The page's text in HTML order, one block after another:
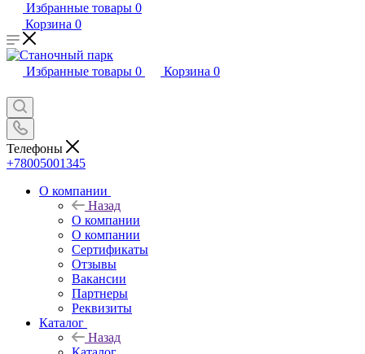
Избранные товары 0
Корзина 0
Избранные товары 0 Корзина 0
Телефоны
+78005001345
О компании
Назад
О компании
О компании
Сертификаты
Отзывы
Вакансии
Партнеры
Реквизиты
Каталог
Назад